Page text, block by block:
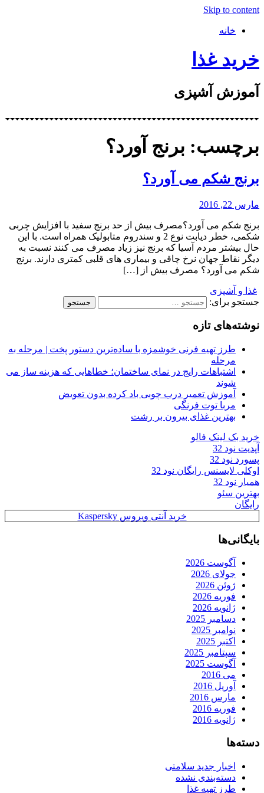
Skip to content
خانه
خرید غذا
آموزش آشپزی
برچسب: برنج آورد؟
برنج شکم می آورد؟
مارس 22, 2016
برنج شکم می آورد؟مصرف بیش از حد برنج سفید با افزایش چربی
شکمی، خطر دیابت نوع 2 و سندروم متابولیک همراه است. با این
حال بیشتر مردم آسیا که برنج نیز زیاد مصرف می کنند نسبت به
دیگر نقاط جهان نرخ چاقی و بیماری های قلبی کمتری دارند. برنج
شکم می آورد؟ مصرف بیش از […]
غذا و آشپزی
جستجو برای:
نوشته‌های تازه
طرز تهیه فرنی خوشمزه با ساده‌ترین دستور پخت | مرحله به
مرحله
اشتباهات رایج در نمای ساختمان؛ خطاهایی که هزینه ساز می
شوند
آموزش تعمیر درب چوبی باد کرده بدون تعویض
مربا توت فرنگی
بهترین غذای بیرون بر رشت
خرید بک لینک فالو
آپدیت نود 32
پسورد نود 32
اوکلی لایسنس رایگان نود 32
همیار نود 32
بهترین سئو
رایگان
خرید آنتی ویروس Kaspersky
بایگانی‌ها
آگوست 2026
جولای 2026
ژوئن 2026
فوریه 2026
ژانویه 2026
دسامبر 2025
نوامبر 2025
اکتبر 2025
سپتامبر 2025
آگوست 2025
می 2016
آوریل 2016
مارس 2016
فوریه 2016
ژانویه 2016
دسته‌ها
اخبار جدید سلامتی
دسته‌بندی نشده
طرز تهیه غذا